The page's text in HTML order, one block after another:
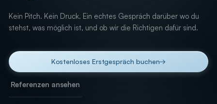
Kein Pitch. Kein Druck. Ein echtes Gespräch darüber wo du
stehst, was möglich ist, und ob wir die Richtigen dafür sind.
Kostenloses Erstgespräch buchen→
Referenzen ansehen